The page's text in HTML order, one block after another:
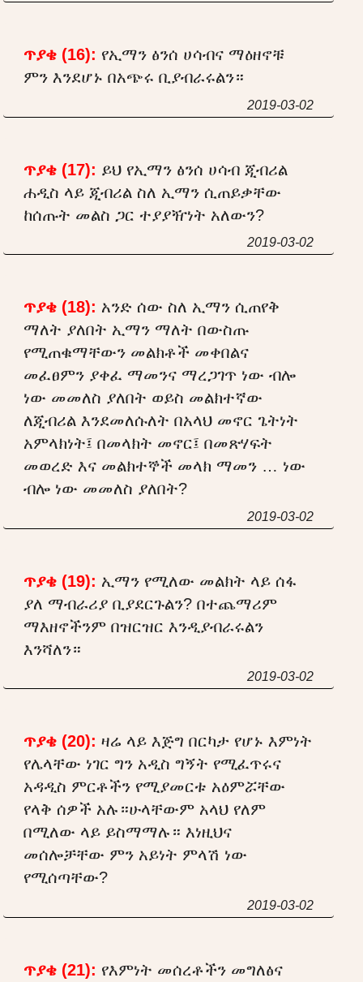
ጥያቄ (16): የኢማን ፅንሰ ሀሳብና ማዕዘኖቹ
ምን እንደሆኑ በአጭሩ ቢያብራሩልን።
2019-03-02
ጥያቄ (17): ይህ የኢማን ፅንሰ ሀሳብ ጂብሪል
ሐዲስ ላይ ጂብሪል ስለ ኢማን ሲጠይቃቸው
ከሰጡት መልስ ጋር ተያያዥነት አለውን?
2019-03-02
ጥያቄ (18): አንድ ሰው ስለ ኢማን ሲጠየቅ
ማለት ያለበት ኢማን ማለት በውስጡ
የሚጠቁማቸውን መልክቶች መቀበልና
መፈፀምን ያቀፈ ማመንና ማረጋገጥ ነው ብሎ
ነው መመለስ ያለበት ወይስ መልክተኛው
ለጂብሪል እንደመለሱለት በአላህ መኖር ጌትነት
አምላክነት፤ በመላክት መኖር፤ በመጽሃፍት
መወረድ እና መልክተኞች መላክ ማመን … ነው
ብሎ ነው መመለስ ያለበት?
2019-03-02
ጥያቄ (19): ኢማን የሚለው መልክት ላይ ሰፋ
ያለ ማብራሪያ ቢያደርጉልን? በተጨማሪም
ማእዘኖችንም በዝርዝር እንዲያብራሩልን
እንሻለን።
2019-03-02
ጥያቄ (20): ዛሬ ላይ እጅግ በርካታ የሆኑ እምነት
የሌላቸው ነገር ግን አዲስ ግኝት የሚፈጥሩና
አዳዲስ ምርቶችን የሚያመርቱ አዕምሯቸው
የላቅ ሰዎች አሉ።ሁላቸውም አላህ የለም
በሚለው ላይ ይስማማሉ። እነዚህና
መሰሎቻቸው ምን አይነት ምላሽ ነው
የሚሰጣቸው?
2019-03-02
ጥያቄ (21): የእምነት መሰረቶችን መግለፅና